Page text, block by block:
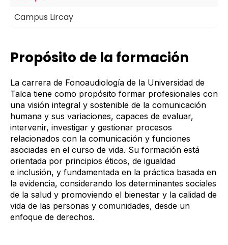
Campus Lircay
Propósito de la formación
La carrera de Fonoaudiología de la Universidad de
Talca tiene como propósito formar profesionales con
una visión integral y sostenible de la comunicación
humana y sus variaciones, capaces de evaluar,
intervenir, investigar y gestionar procesos
relacionados con la comunicación y funciones
asociadas en el curso de vida. Su formación está
orientada por principios éticos, de igualdad
e inclusión, y fundamentada en la práctica basada en
la evidencia, considerando los determinantes sociales
de la salud y promoviendo el bienestar y la calidad de
vida de las personas y comunidades, desde un
enfoque de derechos.